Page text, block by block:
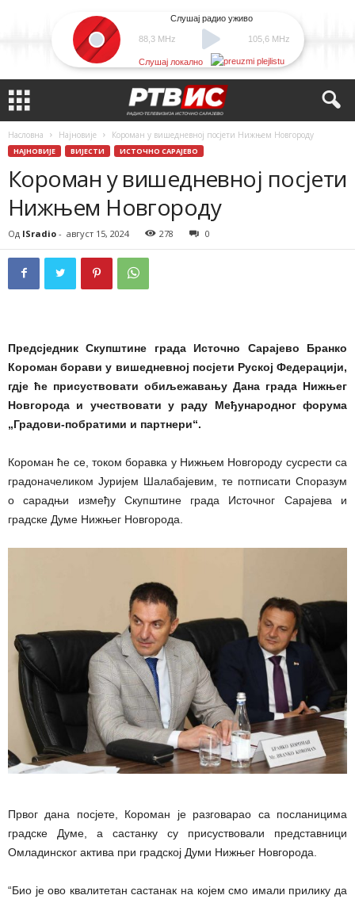
88,3 MHz
Слушај радио уживо
105,6 MHz
Слушај локално
Насловна Најновије Короман у вишедневној посјети Нижњем Новгороду
НАЈНОВИЈЕ ВИЈЕСТИ ИСТОЧНО САРАЈЕВО
Короман у вишедневној посјети
Нижњем Новгороду
Од ISradio - август 15, 2024 278 0
Предсједник Скупштине града Источно Сарајево Бранко
Короман борави у вишедневној посјети Руској Федерацији,
гдје ће присуствовати обиљежавању Дана града Нижњег
Новгорода и учествовати у раду Међународног форума
„Градови-побратими и партнери“.
Короман ће се, током боравка у Нижњем Новгороду сусрести са
градоначеликом Јуријем Шалабајевим, те потписати Споразум
о сарадњи између Скупштине града Источног Сарајева и
градске Думе Нижњег Новгорода.
Првог дана посјете, Короман је разговарао са посланицима
градске Думе, а састанку су присуствовали представници
Омладинског актива при градској Думи Нижњег Новгорода.
“Био је ово квалитетан састанак на којем смо имали прилику да